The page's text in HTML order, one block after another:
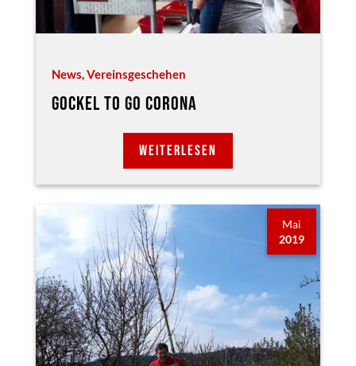
News,Vereinsgeschehen
GOCKEL TO GO CORONA
WEITERLESEN
Mai
2019